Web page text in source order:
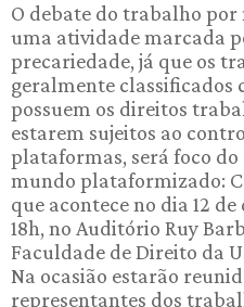
O debate do trabalho
uma atividade marcada
precariedade, já que os
geralmente classificados
possuem os direitos
estarem sujeitos ao
plataformas, será foco do
mundo plataformizado:
que acontece no dia 12
18h, no Auditório Ruy
Faculdade de Direito da
Na ocasião estarão
representantes dos